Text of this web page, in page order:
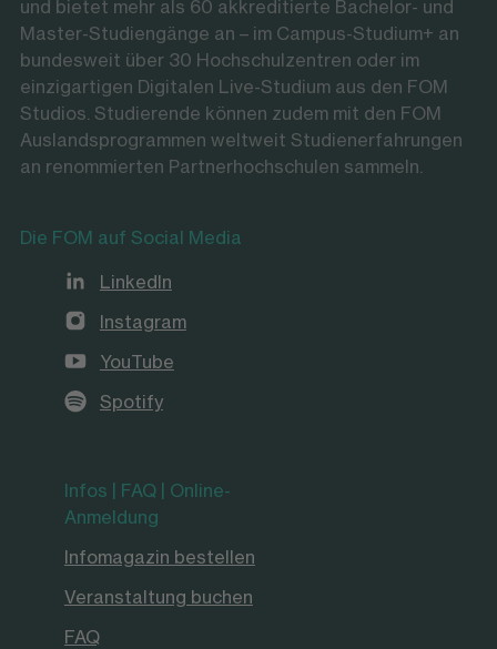
und bietet mehr als 60 akkreditierte Bachelor- und
Master-Studiengänge an – im Campus-Studium+ an
bundesweit über 30 Hochschulzentren oder im
einzigartigen Digitalen Live-Studium aus den FOM
Studios. Studierende können zudem mit den FOM
Auslandsprogrammen weltweit Studienerfahrungen
an renommierten Partnerhochschulen sammeln.
Die FOM auf Social Media
LinkedIn
Instagram
YouTube
Spotify
Infos | FAQ | Online-
Anmeldung
Infomagazin bestellen
Veranstaltung buchen
FAQ